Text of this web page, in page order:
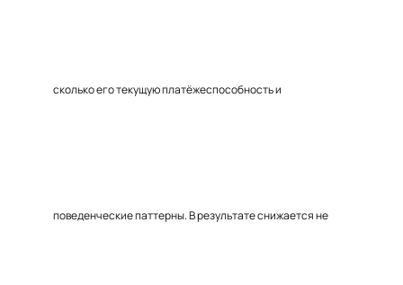
сколько его текущую платёжеспособность и
поведенческие паттерны. В результате снижается не